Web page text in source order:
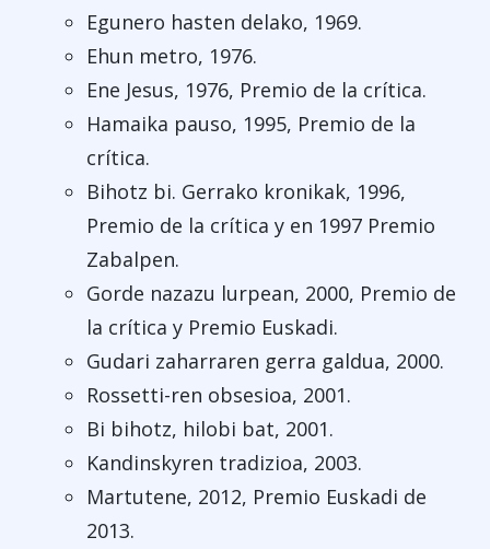
Egunero hasten delako, 1969.
Ehun metro, 1976.
Ene Jesus, 1976, Premio de la crítica.
Hamaika pauso, 1995, Premio de la
crítica.
Bihotz bi. Gerrako kronikak, 1996,
Premio de la crítica y en 1997 Premio
Zabalpen.
Gorde nazazu lurpean, 2000, Premio de
la crítica y Premio Euskadi.
Gudari zaharraren gerra galdua, 2000.
Rossetti-ren obsesioa, 2001.
Bi bihotz, hilobi bat, 2001.
Kandinskyren tradizioa, 2003.
Martutene, 2012, Premio Euskadi de
2013.